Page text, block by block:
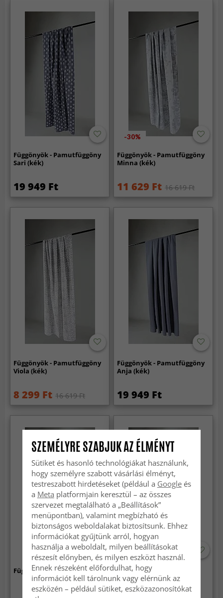
Függönyök - Pamutfüggöny
Sari (kék)
19 949 Ft
-30%
Függönyök - Pamutfüggöny
Minna (kék)
11 629 Ft 16 619 Ft
Függönyök - Pamutfüggöny
Viola (kék)
8 299 Ft 16 619 Ft
Függönyök - Pamutfüggöny
Anja (kék)
19 949 Ft
Függöny - Murphy (kék) Függöny - Rory (kék)
SZEMÉLYRE SZABJUK AZ ÉLMÉNYT
Sütiket és hasonló technológiákat használunk,
hogy személyre szabott vásárlási élményt,
testreszabott hirdetéseket (például a Googleés
a Meta platformjain keresztül – az összes
szervezet megtalálható a „Beállítások”
menüpontban), valamint megbízható és
biztonságos weboldalakat biztosítsunk. Ehhez
információkat gyűjtünk arról, hogyan
használja a weboldalt, milyen beállításokat
részesít előnyben, és milyen eszközt használ.
Ennek részeként előfordulhat, hogy
információt kell tárolnunk vagy elérnünk az
eszközén – például sütiket, eszközazonosítókat